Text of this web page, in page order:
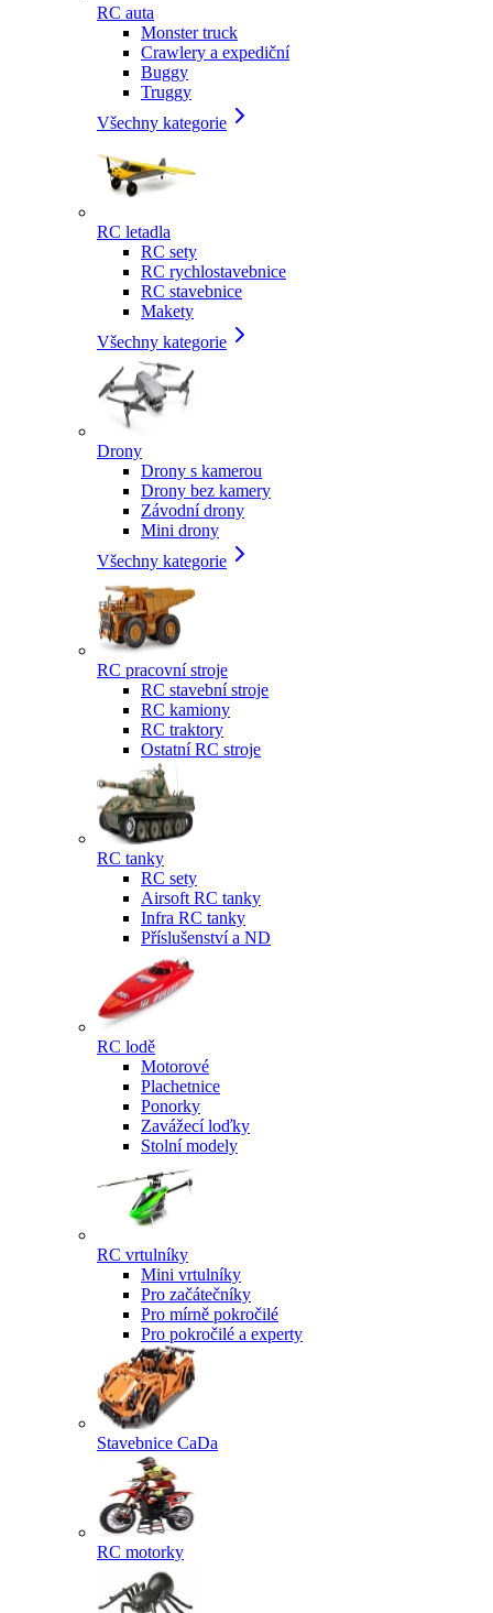
RC auta
Monster truck
Crawlery a expediční
Buggy
Truggy
Všechny kategorie
RC letadla
RC sety
RC rychlostavebnice
RC stavebnice
Makety
Všechny kategorie
Drony
Drony s kamerou
Drony bez kamery
Závodní drony
Mini drony
Všechny kategorie
RC pracovní stroje
RC stavební stroje
RC kamiony
RC traktory
Ostatní RC stroje
RC tanky
RC sety
Airsoft RC tanky
Infra RC tanky
Příslušenství a ND
RC lodě
Motorové
Plachetnice
Ponorky
Zavážecí loďky
Stolní modely
RC vrtulníky
Mini vrtulníky
Pro začátečníky
Pro mírně pokročilé
Pro pokročilé a experty
Stavebnice CaDa
RC motorky